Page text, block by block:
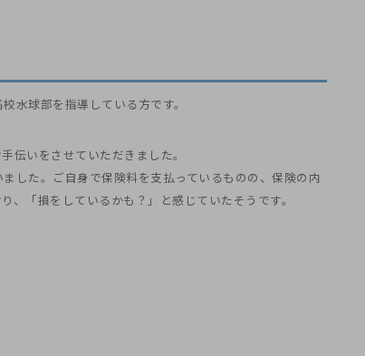
水球部を指導している方です。
伝いをさせていただきました。
した。ご自身で保険料を支払っているものの、保険の内
、「損をしているかも？」と感じていたそうです。